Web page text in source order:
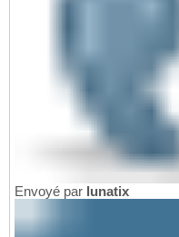
Envoyé par lunatix